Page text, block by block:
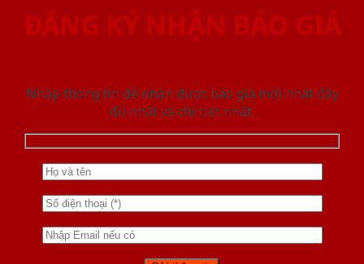
ĐĂNG KÝ NHẬN BÁO GIÁ
Nhập thông tin để nhận được báo giá mới nhât đầy
đủ nhất và chi tiết nhất.